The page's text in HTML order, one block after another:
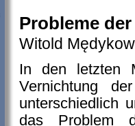
Probleme
Witold
In den letzten
Vernichtung
unterschiedlich
das Problem